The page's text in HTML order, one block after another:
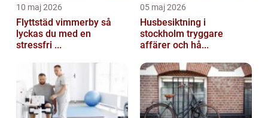
10 maj 2026
Flyttstäd vimmerby så
lyckas du med en
stressfri ...
05 maj 2026
Husbesiktning i
stockholm tryggare
affärer och hå...